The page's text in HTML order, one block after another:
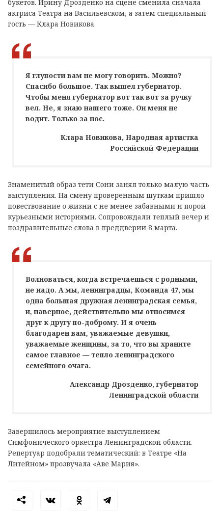
букетов. Ирину Дрозденко на сцене сменила сначала
актриса Театра на Васильевском, а затем специальный
гость — Клара Новикова.
Я глупости вам не могу говорить. Можно?
Спасибо большое. Так вышел губернатор.
Чтобы меня губернатор вот так вот за ручку
вел. Не, я знаю нашего тоже. Он меня не
водит. Только за нос.
Клара Новикова, Народная артистка
Российской Федерации
Знаменитый образ тети Сони занял только малую часть
выступления. На смену проверенным шуткам пришло
повествование о жизни с не менее забавными и порой
курьезными историями. Сопровождали теплый вечер и
поздравительные слова в преддверии 8 марта.
Волноваться, когда встречаешься с родными,
не надо. А мы, ленинградцы, Команда 47, мы
одна большая дружная ленинградская семья,
и, наверное, действительно мы относимся
друг к другу по-доброму. И я очень
благодарен вам, уважаемые девушки,
уважаемые женщины, за то, что вы храните
самое главное — тепло ленинградского
семейного очага.
Александр Дрозденко, губернатор
Ленинградской области
Завершилось мероприятие выступлением
Симфонического оркестра Ленинградской области.
Репертуар подобрали тематический: в Театре «На
Литейном» прозвучала «Аве Мария».